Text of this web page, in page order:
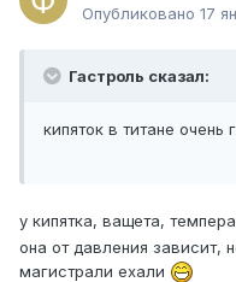
Опубликовано 17
Гастроль сказал:
кипяток в титане очень
у кипятка, ващета,
она от давления зависит,
магистрали ехали